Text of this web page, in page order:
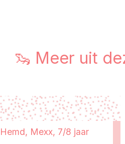
🦦 Meer uit
Hemd, Mexx, 7/8 jaar